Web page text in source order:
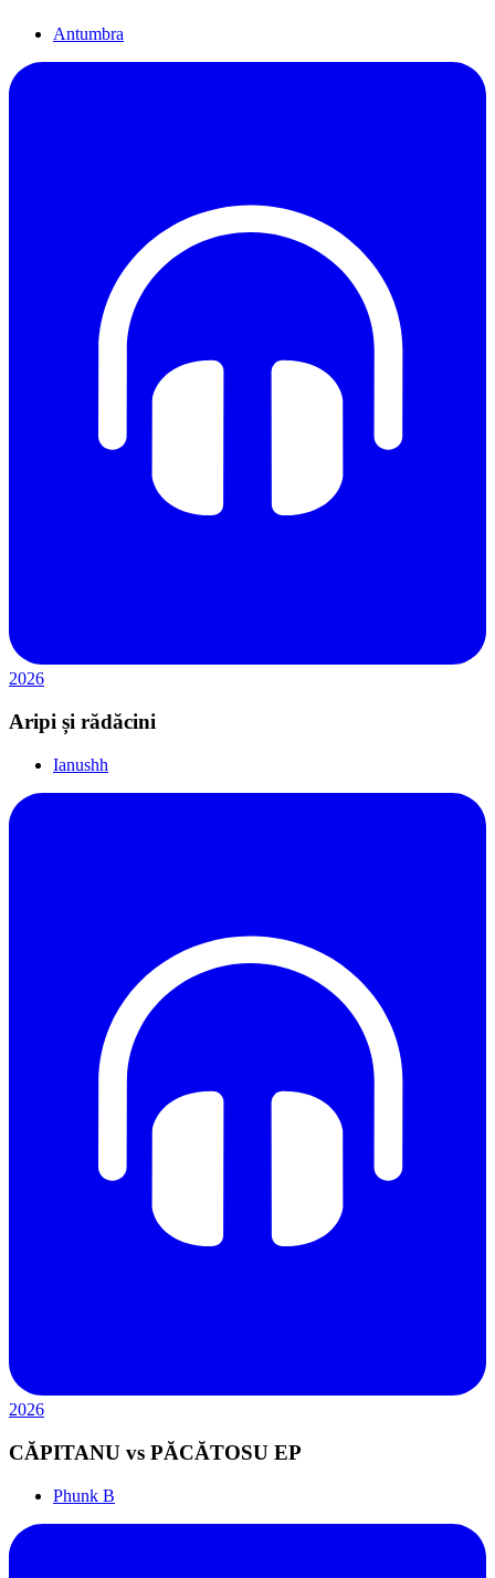
Antumbra
2026
Aripi și rădăcini
Ianushh
2026
CĂPITANU vs PĂCĂTOSU EP
Phunk B